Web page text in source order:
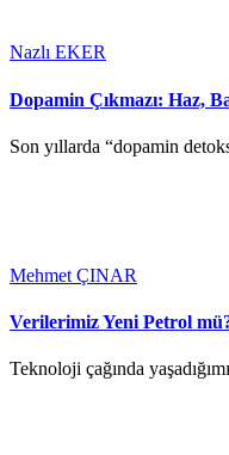
Nazlı EKER
Dopamin Çıkmazı: Haz,
Son yıllarda “dopamin
Mehmet ÇINAR
Verilerimiz Yeni Petrol
Teknoloji çağında